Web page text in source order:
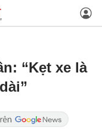
“Kẹt xe là